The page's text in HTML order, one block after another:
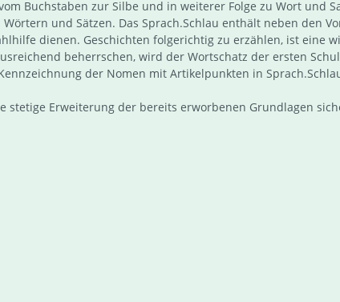
Buchstaben zur Silbe und in weiterer Folge zu Wort und
und Sätzen. Das Sprach.Schlau enthält neben den
dienen. Geschichten folgerichtig zu erzählen, ist eine
beherrschen, wird der Wortschatz der ersten
der Nomen mit Artikelpunkten in
stetige Erweiterung der bereits erworbenen Grundlagen